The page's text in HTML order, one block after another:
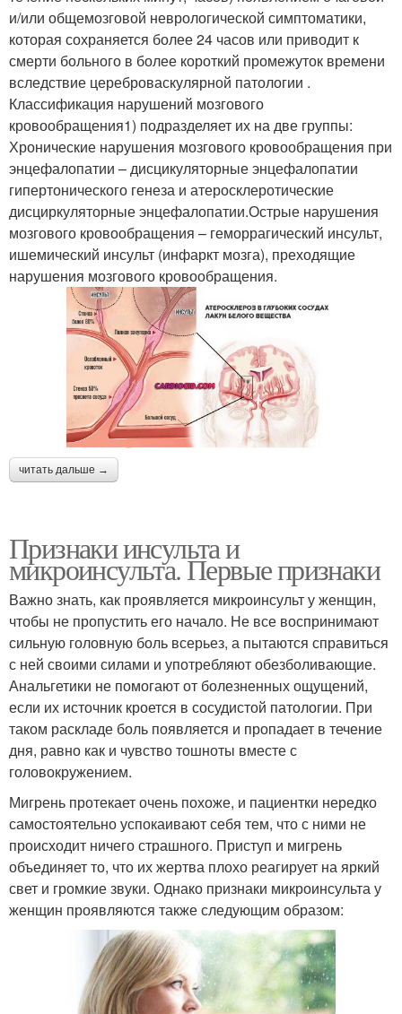
и/или общемозговой неврологической симптоматики,
которая сохраняется более 24 часов или приводит к
смерти больного в более короткий промежуток времени
вследствие цереброваскулярной патологии .
Классификация нарушений мозгового
кровообращения1) подразделяет их на две группы:
Хронические нарушения мозгового кровообращения при
энцефалопатии – дисцикуляторные энцефалопатии
гипертонического генеза и атеросклеротические
дисциркуляторные энцефалопатии.Острые нарушения
мозгового кровообращения – геморрагический инсульт,
ишемический инсульт (инфаркт мозга), преходящие
нарушения мозгового кровообращения.
читать дальше →
Признаки инсульта и
микроинсульта. Первые признаки
Важно знать, как проявляется микроинсульт у женщин,
чтобы не пропустить его начало. Не все воспринимают
сильную головную боль всерьез, а пытаются справиться
с ней своими силами и употребляют обезболивающие.
Анальгетики не помогают от болезненных ощущений,
если их источник кроется в сосудистой патологии. При
таком раскладе боль появляется и пропадает в течение
дня, равно как и чувство тошноты вместе с
головокружением.
Мигрень протекает очень похоже, и пациентки нередко
самостоятельно успокаивают себя тем, что с ними не
происходит ничего страшного. Приступ и мигрень
объединяет то, что их жертва плохо реагирует на яркий
свет и громкие звуки. Однако признаки микроинсульта у
женщин проявляются также следующим образом: